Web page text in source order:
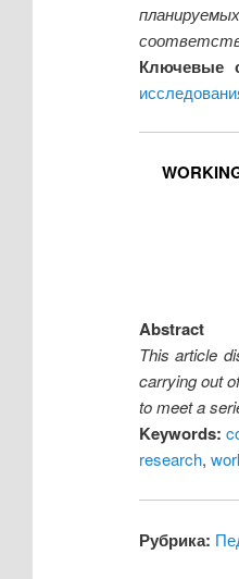
Ключевые
Abstract
This article
carrying out
to meet a
Keywords:
research,
Рубрика: